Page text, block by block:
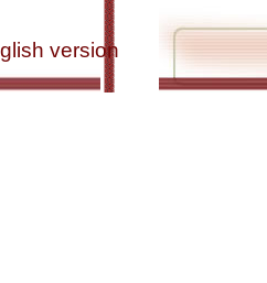
version